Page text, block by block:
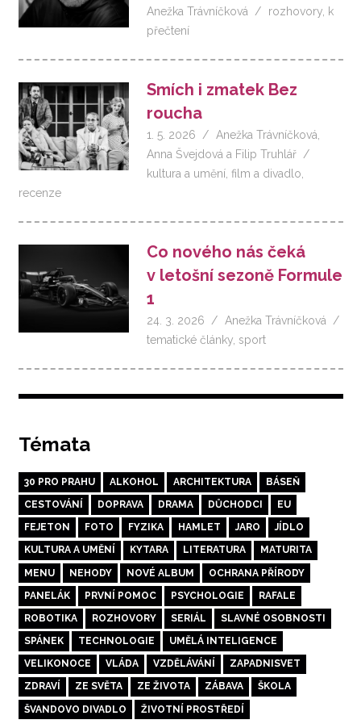
Anežka Trávníčková
rozhovory, k
přečtení
Smích i zmatek Bez
roucha
1. 5. 2026 Anežka Trávníčková
Anna Švejdová a Filip Truhlář
kultura a umění ,film a divadlo
recenze
Co nového nás čeká
v letošní sezoně Formule
1
24. 3. 2026
Anežka Trávníčková
tematické články sport
Témata
30 PRO PRAHU ALKOHOL ARCHITEKTURA BÁSEŇ
CESTOVÁNÍ DOPRAVA DRAMA DŮCHODCI EU
FEJETON FOTO FYZIKA HAMLET JARO JÍDLO
KULTURA A UMĚNÍ KYTARA LITERATURA MATURITA
MENU NEHODY NOVÉ ALBUM OCHRANA PŘÍRODY
PANELÁK PRVNÍ POMOC PSYCHOLOGIE RAFALE
ROBOTIKA ROZHOVORY SERIÁL SLAVNÉ OSOBNOSTI
SPÁNEK TECHNOLOGIE UMĚLÁ INTELIGENCE
VELIKONOCE VLÁDA VZDĚLÁVÁNÍ ZAPADNISVET
ZDRAVÍ ZE SVĚTA ZE ŽIVOTA ZÁBAVA ŠKOLA
ŠVANDOVO DIVADLO ŽIVOTNÍ PROSTŘEDÍ